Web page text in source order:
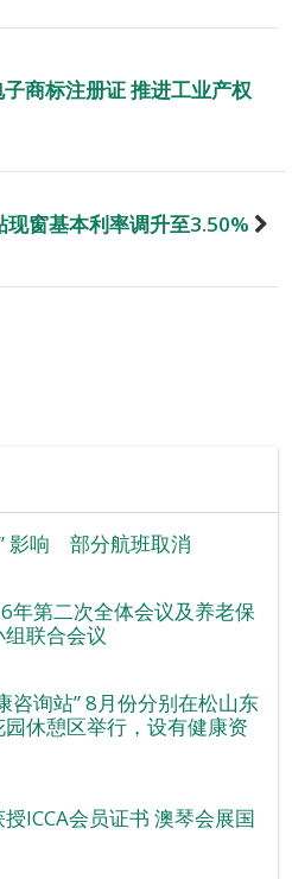
商标注册证 推进工业产权
现窗基本利率调升至3.50%
影响 部分航班取消
年第二次全体会议及养老保
联合会议
咨询站” 8月份分别在松山东
休憩区举行，设有健康资
ICCA会员证书 澳琴会展国